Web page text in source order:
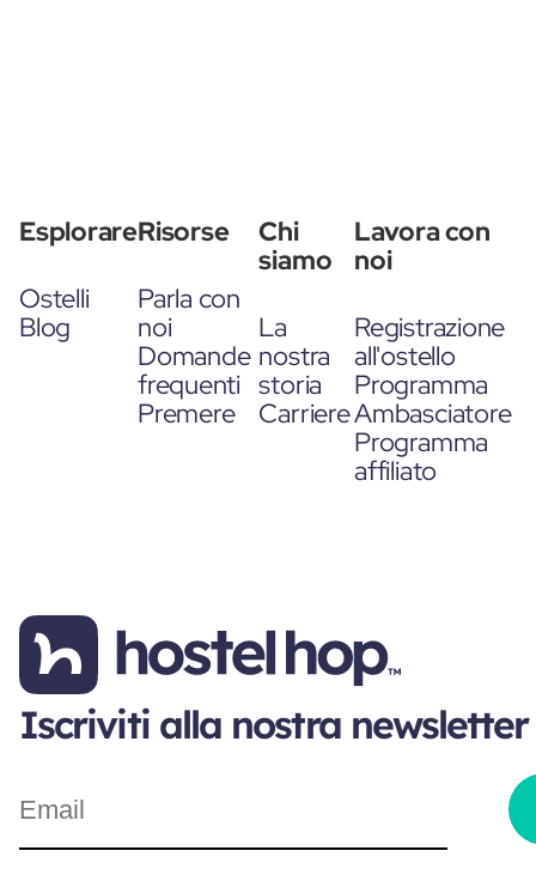
Esplorare
Ostelli
Blog
Risorse
Parla con
noi
Domande
frequenti
Premere
Chi
siamo
La
nostra
storia
Carriere
Lavora con
noi
Registrazione
all'ostello
Programma
Ambasciatore
Programma
affiliato
Iscriviti alla nostra newsletter